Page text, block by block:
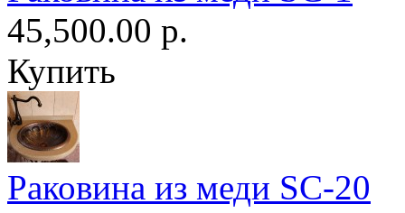
45,500.00 р.
Купить
Раковина из меди SC-20